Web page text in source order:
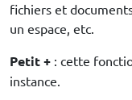
fichiers et
un espace, etc.
Petit + : cette
instance.